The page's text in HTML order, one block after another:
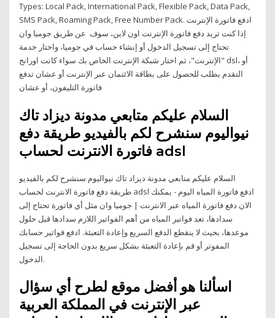
Types: Local Pack, International Pack, Flexible Pack, Data Pack,
SMS Pack, Roaming Pack, Free Number Pack. ادفع فاتورة الإنترنت
عن طريق جوميا وان ‎ ‎إذا كنت تريد دفع فاتورة الإنترنت اون لاين، سوف
تحتاج إلى تسجيل الدخول أو إنشاء حساب في جوميا، واختار خدمة
"الإنترنت"، ثم اختار شبكة الإنترنت الخاص بك سواء كانت اورانج dsl، أو
التقدم بطلب للحصول على بطاقة الائتمان عبر الإنترنت أو عشان تدفع
فاتورة التليفون، أو عشان
السلام عليكم متابعي مدونة ديزاد تاك
نيواليوم سنشرح لكم بالفيديو طريقة دفع
فاتورة الانترنت لحساب adsl
السلام عليكم متابعي مدونة ديزاد تاك نيواليوم سنشرح لكم بالفيديو
طريقة دفع فاتورة الانترنت لحساب adsl ادفع فاتورة المياه اليوم - يمكنك
الان دفع فاتورة المياه عبر الانترنت | جوميا وان مثل أي فاتورة تحتاج إلى
سدادها، تعد فواتير المياه من أهم الفواتير اللازم سدادها قبل حلول
موعدها، بحيث لا ينقطع الدفع السريع وإعادة التعبئة. ادفع فواتير حسابك
المفوتر أو قم بإعادة التعبئة بشكل سريع بدون الحاجة إلى تسجيل
الدخول.
اسألنا هو أفضل موقع لطرح أي سؤال
عبر الإنترنت في المملكة العربية